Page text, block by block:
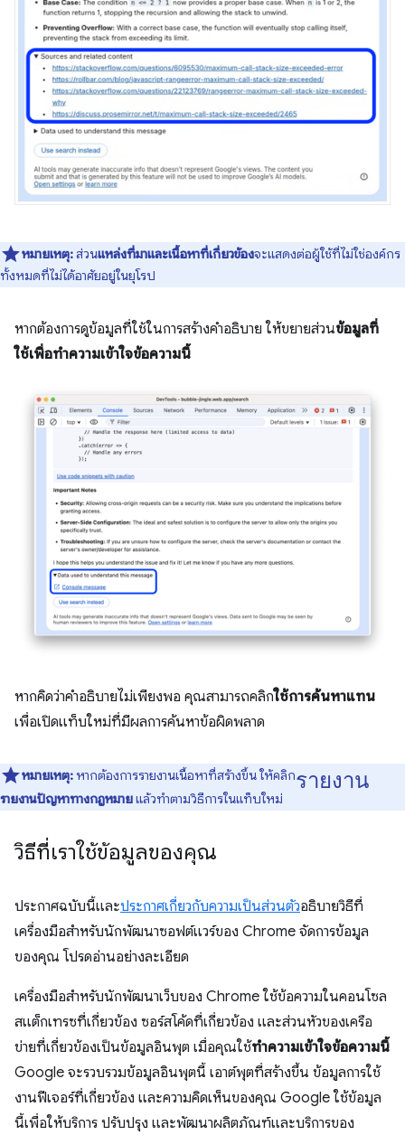
หมายเหตุ:ส่วนแหล่งที่มาและเนื้อหาที่เกี่ยวข้องจะแสดงต่อผู้ใช้ที่ไม่ใช่องค์กร
ทั้งหมดที่ไม่ได้อาศัยอยู่ในยุโรป
หากต้องการดูข้อมูลที่ใช้ในการสร้างคำอธิบาย ให้ขยายส่วนข้อมูลที่
ใช้เพื่อทำความเข้าใจข้อความนี้
หากคิดว่าคำอธิบายไม่เพียงพอ คุณสามารถคลิกใช้การค้นหาแทน
เพื่อเปิดแท็บใหม่ที่มีผลการค้นหาข้อผิดพลาด
หมายเหตุ: หากต้องการรายงานเนื้อหาที่สร้างขึ้น ให้คลิกรายงาน
รายงานปัญหาทางกฎหมายแล้วทําตามวิธีการในแท็บใหม่
วิธีที่เราใช้ข้อมูลของคุณ
ประกาศฉบับนี้และประกาศเกี่ยวกับความเป็นส่วนตัวอธิบายวิธีที่
เครื่องมือสำหรับนักพัฒนาซอฟต์แวร์ของ Chrome จัดการข้อมูล
ของคุณ โปรดอ่านอย่างละเอียด
เครื่องมือสำหรับนักพัฒนาเว็บของ Chrome ใช้ข้อความในคอนโซล
สแต็กเทรซที่เกี่ยวข้อง ซอร์สโค้ดที่เกี่ยวข้อง และส่วนหัวของเครือ
ข่ายที่เกี่ยวข้องเป็นข้อมูลอินพุต เมื่อคุณใช้ทำความเข้าใจข้อความนี้
Google จะรวบรวมข้อมูลอินพุตนี้ เอาต์พุตที่สร้างขึ้น ข้อมูลการใช้
งานฟีเจอร์ที่เกี่ยวข้อง และความคิดเห็นของคุณ Google ใช้ข้อมูล
นี้เพื่อให้บริการ ปรับปรุง และพัฒนาผลิตภัณฑ์และบริการของ